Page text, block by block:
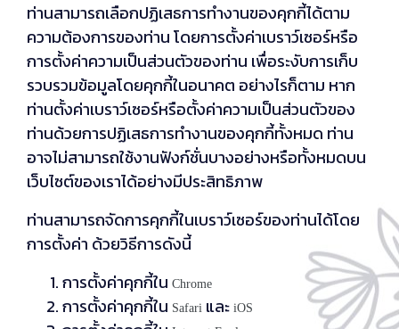
ท่านสามารถเลือกปฏิเสธการทำงานของคุกกี้ได้ตาม
ความต้องการของท่าน โดยการตั้งค่าเบราว์เซอร์หรือ
การตั้งค่าความเป็นส่วนตัวของท่าน เพื่อระงับการเก็บ
รวบรวมข้อมูลโดยคุกกี้ในอนาคต อย่างไรก็ตาม หาก
ท่านตั้งค่าเบราว์เซอร์หรือตั้งค่าความเป็นส่วนตัวของ
ท่านด้วยการปฏิเสธการทำงานของคุกกี้ทั้งหมด ท่าน
อาจไม่สามารถใช้งานฟังก์ชั่นบางอย่างหรือทั้งหมดบน
เว็บไซต์ของเราได้อย่างมีประสิทธิภาพ
ท่านสามารถจัดการคุกกี้ในเบราว์เซอร์ของท่านได้โดย
การตั้งค่า ด้วยวิธีการดังนี้
การตั้งค่าคุกกี้ใน Chrome
การตั้งค่าคุกกี้ใน Safari และ iOS